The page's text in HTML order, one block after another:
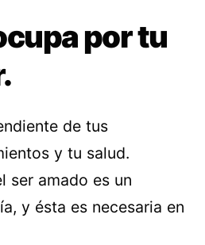
por tu
de tus
y tu salud.
ser amado es un
y ésta es necesaria en